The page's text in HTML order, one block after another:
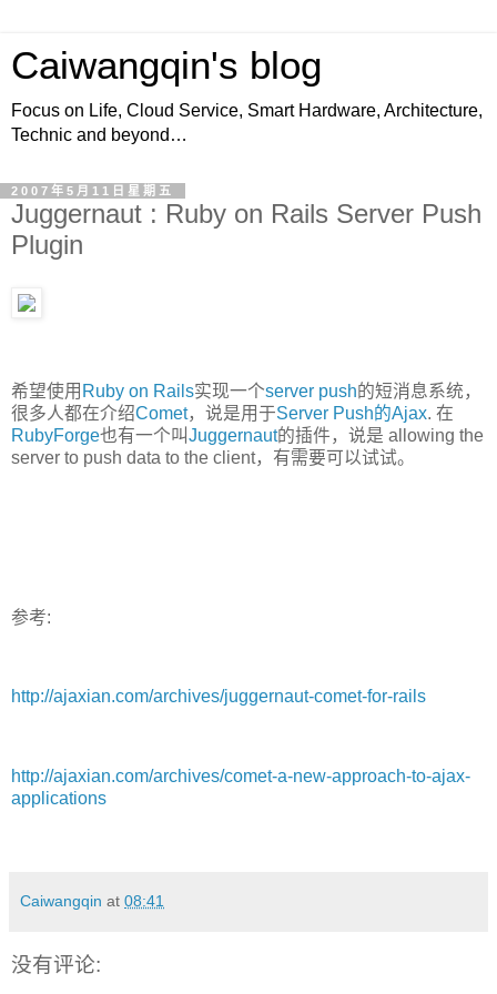
Caiwangqin's blog
Focus on Life, Cloud Service, Smart Hardware, Architecture,
Technic and beyond…
2007年5月11日星期五
Juggernaut : Ruby on Rails Server Push
Plugin
希望使用 Ruby on Rails实现一个server push的短消息系统，
很多人都在介绍Comet，说是用于Server Push的Ajax. 在
RubyForge也有一个叫Juggernaut的插件，说是 allowing the
server to push data to the client，有需要可以试试。
参考:
http://ajaxian.com/archives/juggernaut-comet-for-rails
http://ajaxian.com/archives/comet-a-new-approach-to-ajax-
applications
Caiwangqin at 08:41
没有评论: